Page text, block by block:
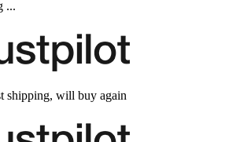
...
shipping, will buy again